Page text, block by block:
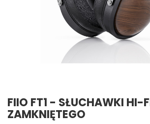
FIIO FT1 - SŁUCHAWKI HI-
ZAMKNIĘTEGO